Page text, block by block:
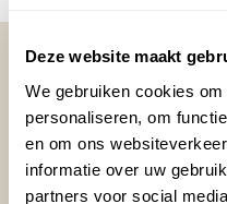
Deze website maakt
We gebruiken cookies
personaliseren, om
en om ons
informatie over uw
partners voor social
Vakantietips & Inspiratie?
Voornaam
E-mailadres*